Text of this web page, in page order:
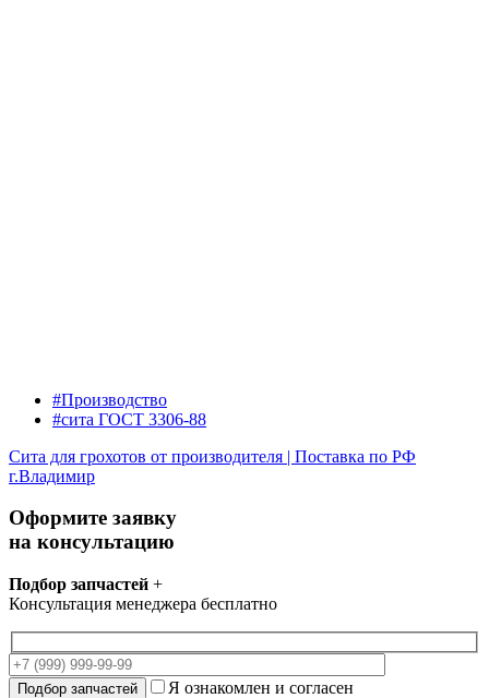
#Производство
#сита ГОСТ 3306-88
Сита для грохотов от производителя | Поставка по РФ
г.Владимир
Оформите заявку
на консультацию
Подбор запчастей +
Консультация менеджера бесплатно
Я ознакомлен и согласен